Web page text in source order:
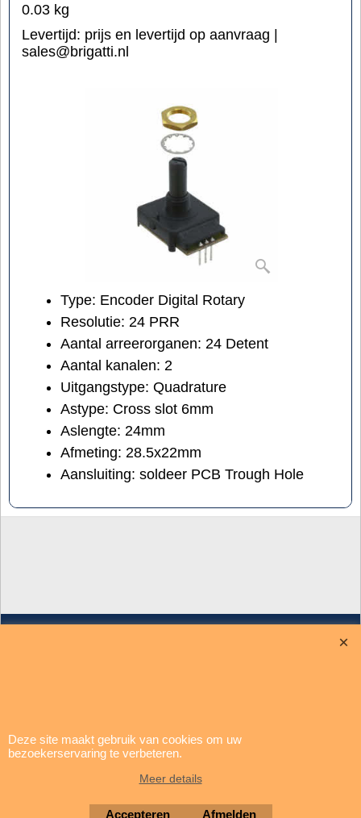
0.03 kg
Levertijd: prijs en levertijd op aanvraag |
sales@brigatti.nl
Type: Encoder Digital Rotary
Resolutie: 24 PRR
Aantal arreerorganen: 24 Detent
Aantal kanalen: 2
Uitgangstype: Quadrature
Astype: Cross slot 6mm
Aslengte: 24mm
Afmeting: 28.5x22mm
Aansluiting: soldeer PCB Trough Hole
Brigatti Electronics
Copyright © 1994-2026
Deze site maakt gebruik van cookies om uw
bezoekerservaring te verbeteren.
Meer details
Accepteren Afmelden